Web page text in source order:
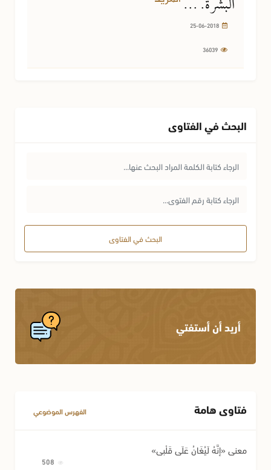
البحث في الفتاوى
البحث في الفتاوى
أريد أن أستفتي
فتاوى هامة الفهرس الموضوعي
معنى «إِنَّهُ لَيُغَانُ عَلَى قَلْبِي»